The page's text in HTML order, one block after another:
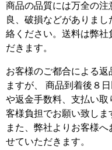
商品の品質には万全の
良、破損などがありま
絡ください。送料は弊社
だきます。
お客様のご都合による返
ますが、
商品到着後８
や返金手数料、支払い
客様負担でお願い致しま
また、弊社よりお客様
せていただきます。